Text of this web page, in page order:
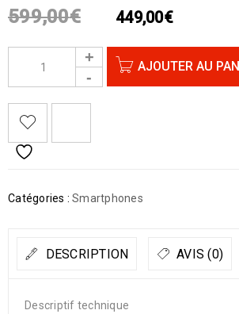
599,00€ 449,00€
AJOUTER AU
Catégories : Smartphones
DESCRIPTION AVIS (0)
Descriptif technique